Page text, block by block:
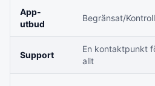
App-
utbud
Begränsat/
Support
En kontaktpunkt
allt